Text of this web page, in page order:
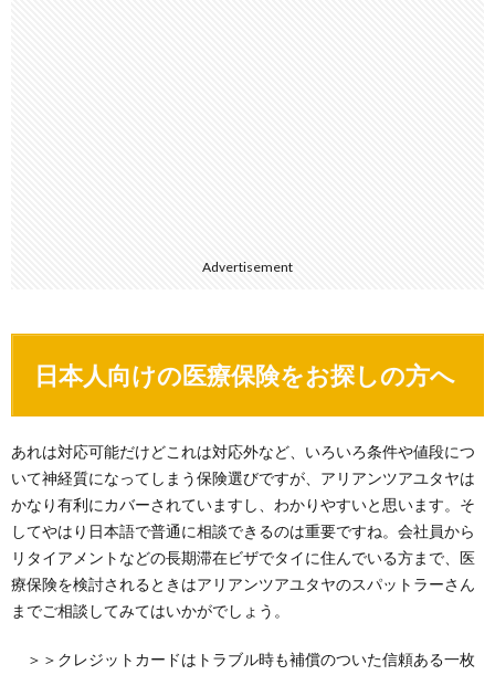
Advertisement
日本人向けの医療保険をお探しの方へ
あれは対応可能だけどこれは対応外など、いろいろ条件や値段につ
いて神経質になってしまう保険選びですが、アリアンツアユタヤは
かなり有利にカバーされていますし、わかりやすいと思います。そ
してやはり日本語で普通に相談できるのは重要ですね。会社員から
リタイアメントなどの長期滞在ビザでタイに住んでいる方まで、医
療保険を検討されるときはアリアンツアユタヤのスパットラーさん
までご相談してみてはいかがでしょう。
＞＞クレジットカードはトラブル時も補償のついた信頼ある一枚